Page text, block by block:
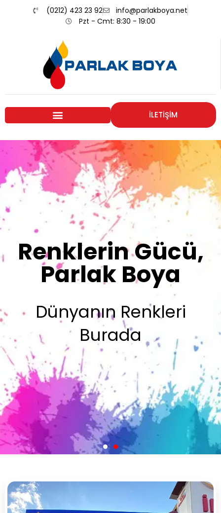
(0212) 423 23 92
info@parlakboya.net
Pzt - Cmt: 8:30 - 19:00
İLETİŞİM
Renklerimiz
Sizin İmzanız
Olsun